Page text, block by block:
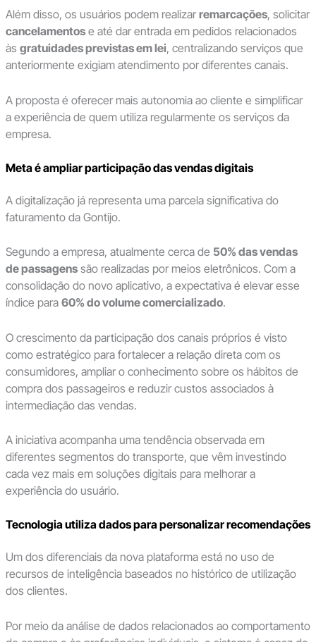
Além disso, os usuários podem realizar remarcações, solicitar
cancelamentose até dar entrada em pedidos relacionados
às gratuidades previstas em lei, centralizando serviços que
anteriormente exigiam atendimento por diferentes canais.
A proposta é oferecer mais autonomia ao cliente e simplificar
a experiência de quem utiliza regularmente os serviços da
empresa.
Meta é ampliar participação das vendas digitais
A digitalização já representa uma parcela significativa do
faturamento da Gontijo.
Segundo a empresa, atualmente cerca de 50% das vendas
de passagenssão realizadas por meios eletrônicos. Com a
consolidação do novo aplicativo, a expectativa é elevar esse
índice para 60% do volume comercializado.
O crescimento da participação dos canais próprios é visto
como estratégico para fortalecer a relação direta com os
consumidores, ampliar o conhecimento sobre os hábitos de
compra dos passageiros e reduzir custos associados à
intermediação das vendas.
A iniciativa acompanha uma tendência observada em
diferentes segmentos do transporte, que vêm investindo
cada vez mais em soluções digitais para melhorar a
experiência do usuário.
Tecnologia utiliza dados para personalizar recomendações
Um dos diferenciais da nova plataforma está no uso de
recursos de inteligência baseados no histórico de utilização
dos clientes.
Por meio da análise de dados relacionados ao comportamento